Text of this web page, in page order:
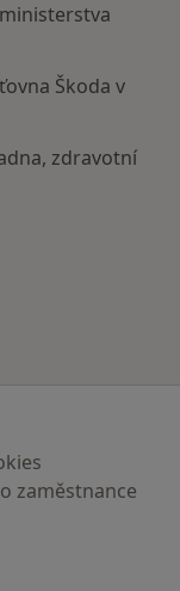
Škoda v
zdravotní
zaměstnance